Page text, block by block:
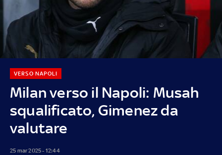
Milan verso il Napoli: Musah
squalificato, Gimenez da
valutare
VERSO NAPOLI
25 mar 2025 - 12:44